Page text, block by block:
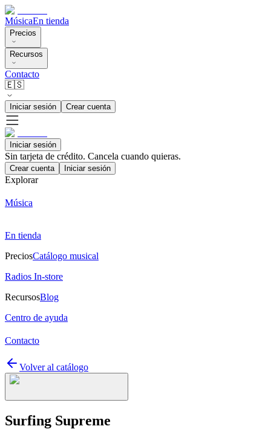
MúsicaEn tienda
Precios
Recursos
Contacto
🇪🇸
Iniciar sesión Crear cuenta
Iniciar sesión
Sin tarjeta de crédito. Cancela cuando quieras.
Crear cuenta Iniciar sesión
Explorar
Música
En tienda
PreciosCatálogo musical
Radios In-store
RecursosBlog
Centro de ayuda
Contacto
Volver al catálogo
Surfing Supreme